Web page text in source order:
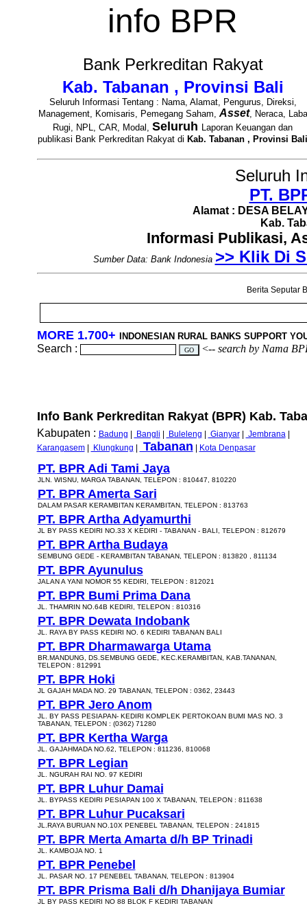
info BPR
Bank Perkreditan Rakyat
Kab. Tabanan , Provinsi Bali
Seluruh Informasi Tentang : Nama, Alamat, Pengurus, Direksi,
Management, Komisaris, Pemegang Saham,Asset, Neraca, Laba
Rugi, NPL, CAR, Modal, Seluruh Laporan Keuangan dan
publikasi Bank Perkreditan Rakyat di Kab. Tabanan , Provinsi Bali
Seluruh
PT.
Alamat : DESA
Kab.
Informasi Publikasi,
Sumber Data: Bank Indonesia >> Klik Di
Berita Seputar
MORE 1.700+ INDONESIAN RURAL BANKS SUPPORT
Search : <-- search by Nama
Info Bank Perkreditan Rakyat (BPR) Kab.
Kabupaten : Badung Bangli Buleleng Gianyar| Jembrana|
Karangasem| Klungkung Tabanan Kota Denpasar
PT. BPR Adi Tami Jaya
JLN. WISNU, MARGA TABANAN, TELEPON : 810447, 810220
PT. BPR Amerta Sari
DALAM PASAR KERAMBITAN KERAMBITAN, TELEPON : 813763
PT. BPR Artha Adyamurthi
JL BY PASS KEDIRI NO.33 X KEDIRI - TABANAN - BALI, TELEPON : 812679
PT. BPR Artha Budaya
SEMBUNG GEDE - KERAMBITAN TABANAN, TELEPON : 813820 , 811134
PT. BPR Ayunulus
JALAN A YANI NOMOR 55 KEDIRI, TELEPON : 812021
PT. BPR Bumi Prima Dana
JL. THAMRIN NO.64B KEDIRI, TELEPON : 810316
PT. BPR Dewata Indobank
JL. RAYA BY PASS KEDIRI NO. 6 KEDIRI TABANAN BALI
PT. BPR Dharmawarga Utama
BR.MANDUNG, DS.SEMBUNG GEDE, KEC.KERAMBITAN, KAB.TANANAN,
TELEPON : 812991
PT. BPR Hoki
JL GAJAH MADA NO. 29 TABANAN, TELEPON : 0362, 23443
PT. BPR Jero Anom
JL. BY PASS PESIAPAN- KEDIRI KOMPLEK PERTOKOAN BUMI MAS NO. 3
TABANAN, TELEPON : (0362) 71280
PT. BPR Kertha Warga
JL. GAJAHMADA NO.62, TELEPON : 811236, 810068
PT. BPR Legian
JL. NGURAH RAI NO. 97 KEDIRI
PT. BPR Luhur Damai
JL. BYPASS KEDIRI PESIAPAN 100 X TABANAN, TELEPON : 811638
PT. BPR Luhur Pucaksari
JL.RAYA BURUAN NO.10X PENEBEL TABANAN, TELEPON : 241815
PT. BPR Merta Amarta d/h BP Trinadi
JL. KAMBOJA NO. 1
PT. BPR Penebel
JL. PASAR NO. 17 PENEBEL TABANAN, TELEPON : 813904
PT. BPR Prisma Bali d/h Dhanijaya Bumiar
JL BY PASS KEDIRI NO 88 BLOK F KEDIRI TABANAN